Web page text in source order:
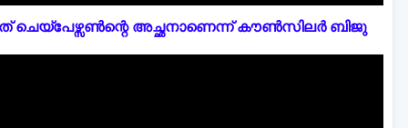
അച്ഛനാണെന്ന് കൗൺസിലർ ബിജു